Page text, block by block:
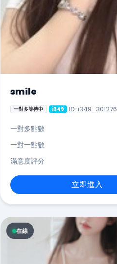
smile
一對多等待中 i349 ID: i349_301276
一對多點數
一對一點數
滿意度評分
立即進入
在線